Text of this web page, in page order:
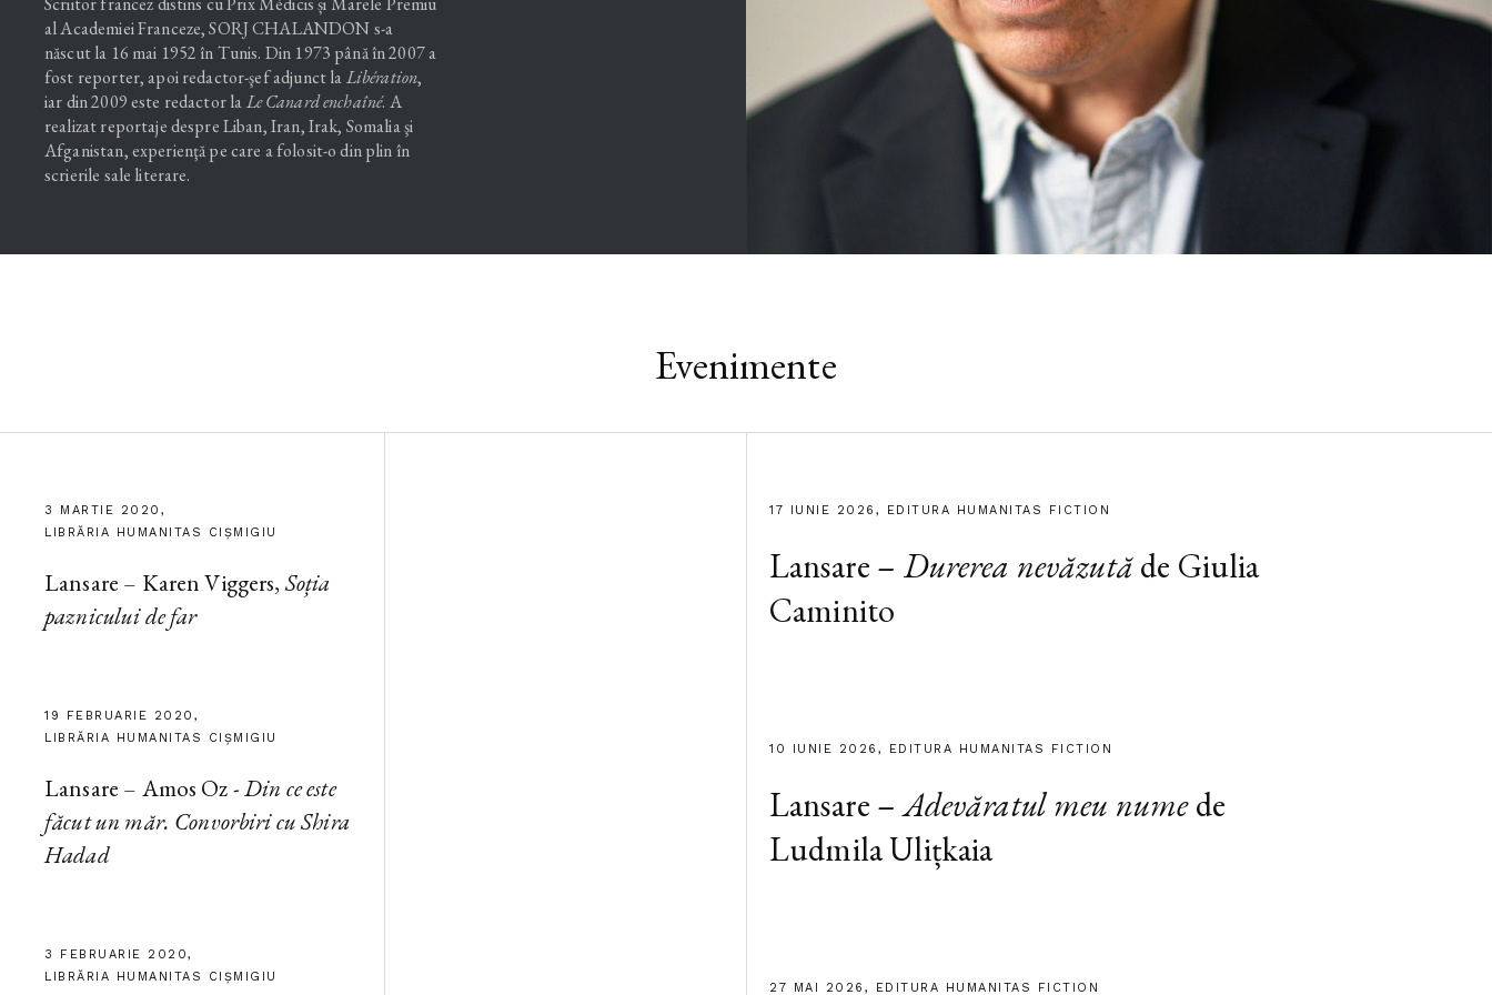
al Academiei Franceze, SORJ CHALANDON s-a
născut la 16 mai 1952 în Tunis. Din 1973 până în 2007 a
fost reporter, apoi redactor-şef adjunct laLibération,
iar din 2009 este redactor laLe Canard enchaîné. A
realizat reportaje despre Liban, Iran, Irak, Somalia şi
Afganistan, experienţă pe care a folosit-o din plin în
scrierile sale literare.
Evenimente
17 IUNIE 2026, EDITURA HUMANITAS FICTION
Lansare – Durerea nevăzutăde Giulia
Caminito
10 IUNIE 2026, EDITURA HUMANITAS FICTION
Lansare –Adevăratul meu numede
Ludmila Ulițkaia
27 MAI 2026, EDITURA HUMANITAS FICTION
3 MARTIE 2020,
LIBRĂRIA HUMANITAS CIȘMIGIU
Lansare – Karen Viggers,Soția
paznicului de far
19 FEBRUARIE 2020,
LIBRĂRIA HUMANITAS CIȘMIGIU
Lansare – Amos Oz -Din ce este
făcut un măr. Convorbiri cu Shira
Hadad
3 FEBRUARIE 2020,
LIBRĂRIA HUMANITAS CIȘMIGIU